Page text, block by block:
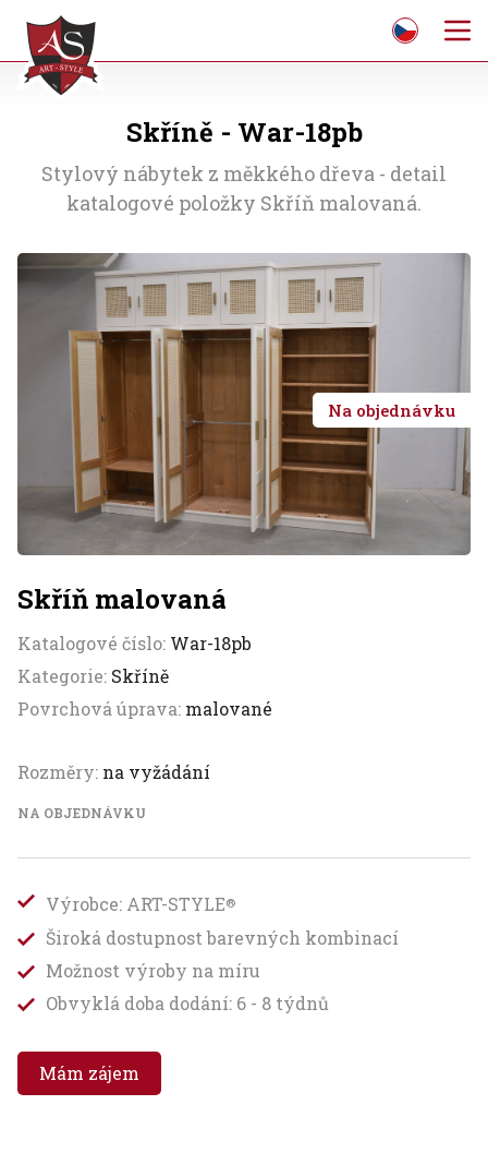
Skříně - War-18pb
Stylový nábytek z měkkého dřeva - detail
katalogové položky Skříň malovaná.
Na objednávku
Skříň malovaná
Katalogové číslo: War-18pb
Kategorie: Skříně
Povrchová úprava: malované
Rozměry: na vyžádání
NA OBJEDNÁVKU
Výrobce: ART-STYLE®
Široká dostupnost barevných kombinací
Možnost výroby na míru
Obvyklá doba dodání: 6 - 8 týdnů
Mám zájem